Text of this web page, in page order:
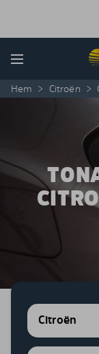
Menu
Hem > Citroën >
Citroën